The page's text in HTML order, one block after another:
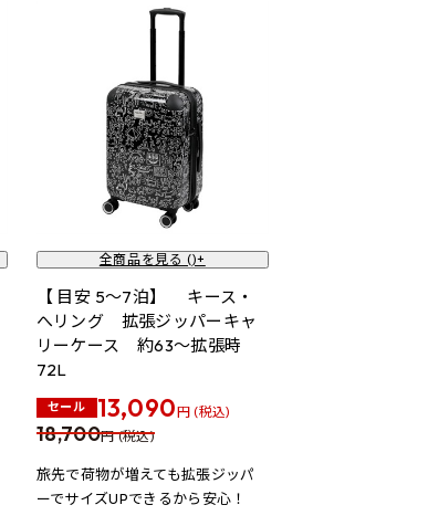
全商品を見る ()+
【 目安 5～7泊】 キース・
へリング 拡張ジッパーキャ
リーケース 約63～拡張時
72L
セール 13,090円 (税込)
18,700円 (税込)
旅先で荷物が増えても拡張ジッパ
ーでサイズUPできるから安心！